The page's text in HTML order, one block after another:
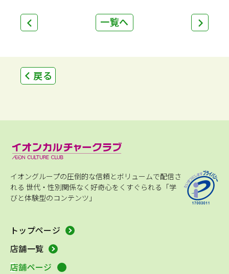
一覧へ
戻る
イオングループの圧倒的な信頼とボリュームで配信さ
れる 世代・性別関係なく好奇心をくすぐられる「学
びと体験型のコンテンツ」
トップページ
店舗一覧
店舗ページ